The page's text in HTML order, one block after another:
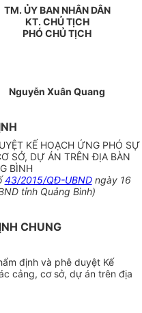
TM. ỦY BAN NHÂN DÂN
KT. CHỦ TỊCH
PHÓ CHỦ TỊCH
Nguyễn Xuân Quang
KẾ HOẠCH ỨNG PHÓ SỰ
SỞ, DỰ ÁN TRÊN ĐỊA BÀN
BÌNH
43/2015/QĐ-UBNDngày 16
tỉnh Quảng Bình)
CHUNG
định và phê duyệt Kế
cảng, cơ sở, dự án trên địa